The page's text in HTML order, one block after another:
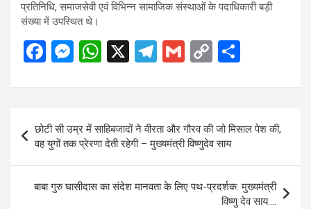
प्रतिनिधि, समाजसेवी एवं विभिन्न सामाजिक संस्थाओं के पदाधिकारी बड़ी
संख्या में उपस्थित थे।
F
ce
b
o
o
k
M
se
g
er
W
at
s
A
p
p
X
T
e
gr
a
m
G
ail
C
py
Li
n
k
ar
Post
navigation
छोटी सी उम्र में साहिबजादों ने वीरता और गौरव की जो मिसाल पेश की,
वह युगों तक प्रेरणा देती रहेगी – मुख्यमंत्री विष्णुदेव साय
बाबा गुरु घासीदास का संदेश मानवता के लिए पथ-प्रदर्शक: मुख्यमंत्री
विष्णु देव साय….